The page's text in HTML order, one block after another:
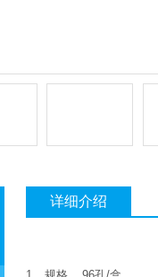
详细介绍